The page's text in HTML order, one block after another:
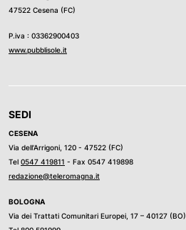
47522 Cesena (FC)
P.iva : 03362900403
www.pubblisole.it
SEDI
CESENA
Via dell’Arrigoni, 120 - 47522 (FC)
Tel 0547 419811 - Fax 0547 419898
redazione@teleromagna.it
BOLOGNA
Via dei Trattati Comunitari Europei, 17 – 40127 (BO)